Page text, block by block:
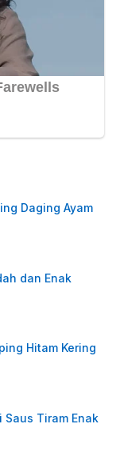
Daging Ayam
dan Enak
Hitam Kering
Saus Tiram Enak